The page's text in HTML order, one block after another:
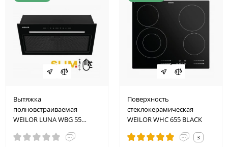
Вытяжка
полновстраиваемая
WEILOR LUNA WBG 55
Поверхность
стеклокерамическая
WEILOR WHC 655 BLACK
3